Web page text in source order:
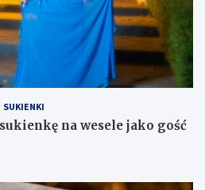
SUKIENKI
na wesele jako gość